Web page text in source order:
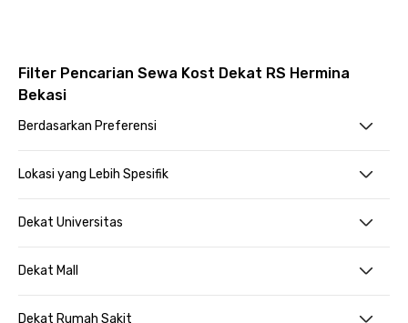
Filter Pencarian Sewa Kost Dekat RS Hermina
Bekasi
Berdasarkan Preferensi
Lokasi yang Lebih Spesifik
Dekat Universitas
Dekat Mall
Dekat Rumah Sakit